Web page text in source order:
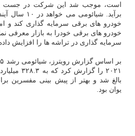
است، موجب شد این شرکت در جست
خودرو های برقی خودرا به بازار معرفی
سرمایه گذاری در تراشه ها را افزایش
یوان بود.